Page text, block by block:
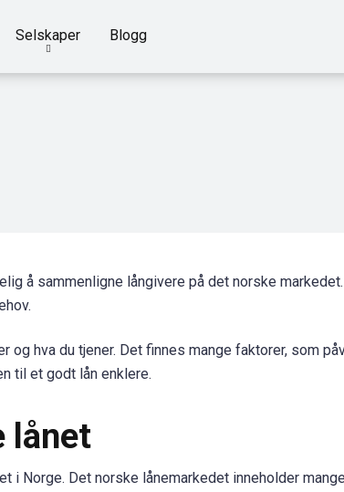
Selskaper Blogg
å sammenligne långivere på det norske
og hva du tjener. Det finnes mange faktorer, som
til et godt lån enklere.
lånet
i Norge. Det norske lånemarkedet inneholder mange